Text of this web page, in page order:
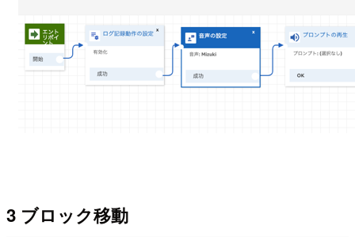
3 ブロック移動